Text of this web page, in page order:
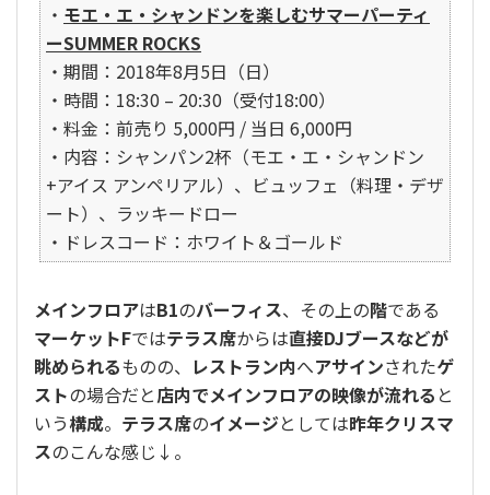
・ モエ・エ・シャンドンを楽しむサマーパーティ
ーSUMMER ROCKS
・期間：2018年8月5日（日）
・時間：18:30 – 20:30（受付18:00）
・料金：前売り 5,000円 / 当日 6,000円
・内容：シャンパン2杯（モエ・エ・シャンドン
+アイス アンペリアル）、ビュッフェ（料理・デザ
ート）、ラッキードロー
・ドレスコード：ホワイト＆ゴールド
メインフロアはB1のバーフィス、その上の階である
マーケットFではテラス席からは直接DJブースなどが
眺められるものの、 レストラン内へアサインされたゲ
ストの場合だと店内でメインフロアの映像が流れる と
いう構成。 テラス席のイメージとしては昨年クリスマ
スのこんな感じ↓。